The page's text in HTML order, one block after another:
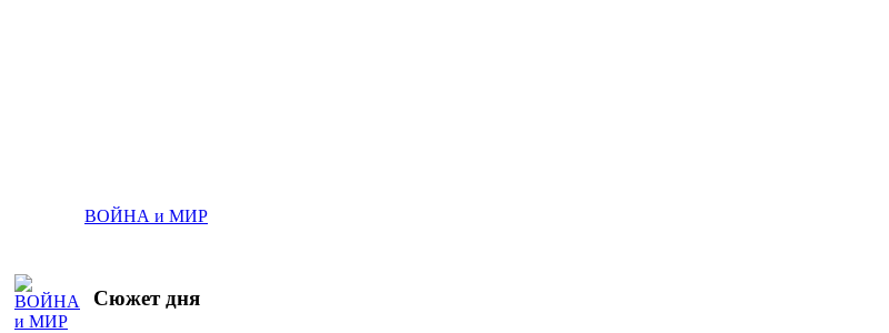
ВОЙНА и МИР
Сюжет дня